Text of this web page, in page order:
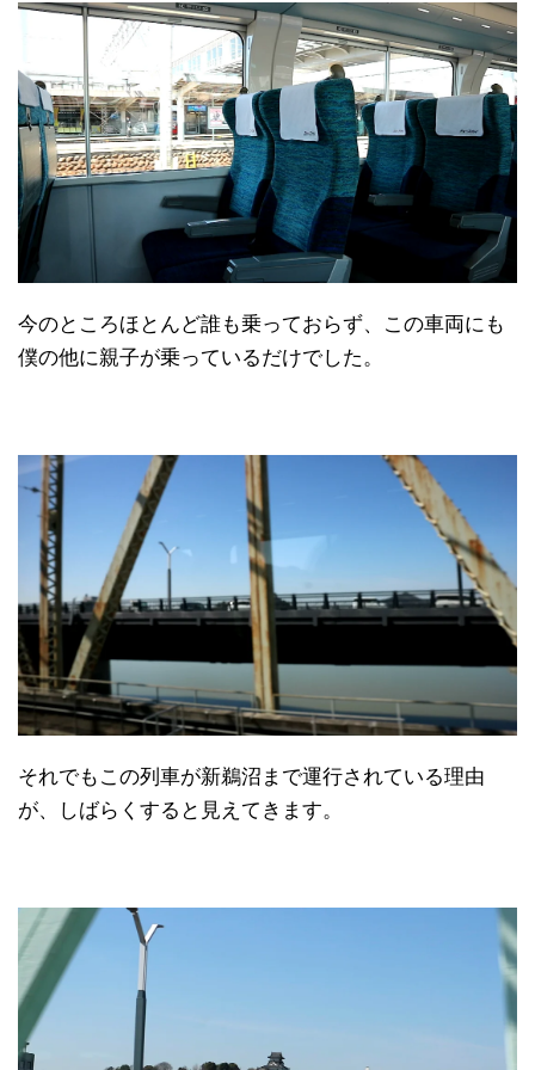
今のところほとんど誰も乗っておらず、この車両にも
僕の他に親子が乗っているだけでした。
それでもこの列車が新鵜沼まで運行されている理由
が、しばらくすると見えてきます。